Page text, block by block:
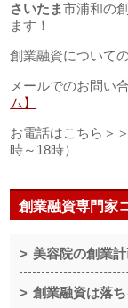
さいたま市浦和の
ます！
創業融資について
メールでのお問い
ム】
お電話はこちら＞
時～18時）
創業融資専門家
美容院の創業
創業融資は落